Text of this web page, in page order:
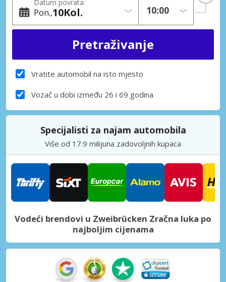
Datum povrata:
Pon. 10Kol.
Vratite automobil na isto mjesto
Vozač u dobi između 26 i 69 godina
Specijalisti za najam automobila
Više od 17.9 milijuna zadovoljnih kupaca
Vodeći brendovi u Zweibrücken Zračna luka po
najboljim cijenama